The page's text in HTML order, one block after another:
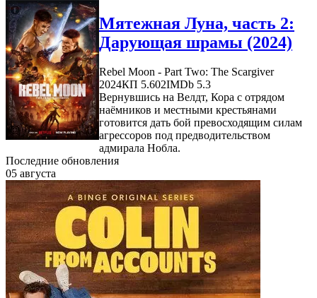
Мятежная Луна, часть 2:
Дарующая шрамы (2024)
Rebel Moon - Part Two: The Scargiver
2024КП 5.602IMDb 5.3
Вернувшись на Велдт, Кора с отрядом
наёмников и местными крестьянами
готовится дать бой превосходящим силам
агрессоров под предводительством
адмирала Нобла.
Последние обновления
05 августа